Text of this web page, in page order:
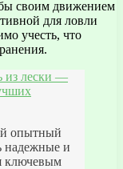
своим движением
для ловли
учесть, что
из лески —
опытный
надежные и
ключевым